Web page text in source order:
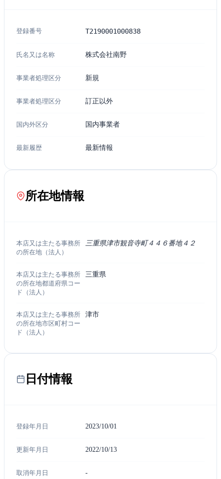
登録番号 T2190001000838
氏名又は名称 株式会社南野
事業者処理区分 新規
事業者処理区分 訂正以外
国内外区分 国内事業者
最新履歴 最新情報
所在地情報
本店又は主たる事務所
の所在地（法人）
三重県津市観音寺町４４６番地４２
本店又は主たる事務所
の所在地都道府県コー
ド（法人）
三重県
本店又は主たる事務所
の所在地市区町村コー
ド（法人）
津市
日付情報
登録年月日 2023/10/01
更新年月日 2022/10/13
取消年月日 -